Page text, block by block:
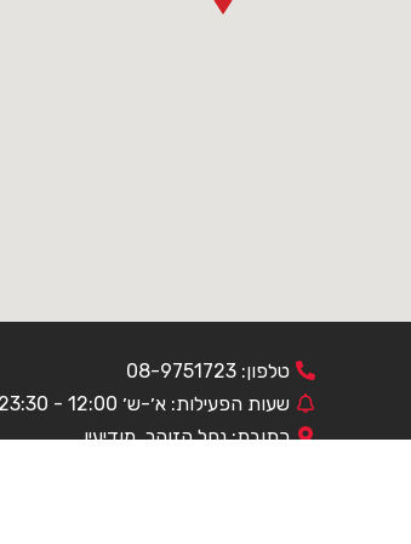
טלפון:08-9751723
שעות הפעילות:א׳-ש׳ 12:00 - 23:30
כתובת:נחל הזוהר, מודיעין